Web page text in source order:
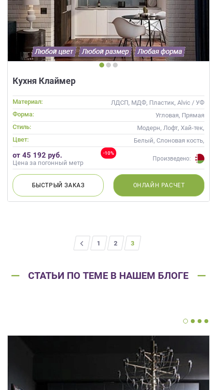
Кухня Клаймер
Материал:
ЛДСП, МДФ, Пластик, Alvic / УФ
лак, Эмаль
Форма:
Угловая, Прямая
Стиль:
Модерн, Лофт, Хай-тек,
Современные
Цвет:
Белый, Слоновая кость,
Кремовый, Коричневый,
Капучино
-10%
от 45 192 руб.
Цена за погонный метр
Произведено:
БЫСТРЫЙЗАКАЗ ОНЛАЙН РАСЧЕТ
1 2 3
СТАТЬИ ПО ТЕМЕ В НАШЕМ БЛОГЕ